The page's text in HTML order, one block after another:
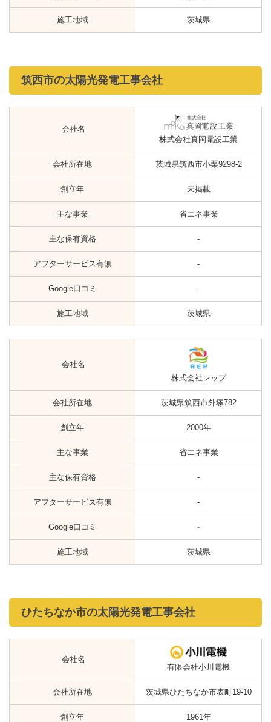
施工地域 茨城県
筑西市の太陽光発電工事会社
会社名
株式会社真岡電設工業
会社所在地 茨城県筑西市小栗9298-2
創立年 未掲載
主な事業 省エネ事業
主な保有資格 -
アフターサービス有無 -
Google口コミ -
施工地域 茨城県
会社名
株式会社レップ
会社所在地 茨城県筑西市外塚782
創立年 2000年
主な事業 省エネ事業
主な保有資格 -
アフターサービス有無 -
Google口コミ -
施工地域 茨城県
ひたちなか市の太陽光発電工事会社
会社名
有限会社小川電機
会社所在地 茨城県ひたちなか市表町19-10
創立年 1961年